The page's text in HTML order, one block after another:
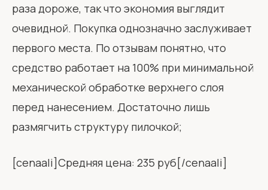
раза дороже, так что экономия выглядит
очевидной. Покупка однозначно заслуживает
первого места. По отзывам понятно, что
средство работает на 100% при минимальной
механической обработке верхнего слоя
перед нанесением. Достаточно лишь
размягчить структуру пилочкой;
[cenaali]Средняя цена: 235 руб[/cenaali]